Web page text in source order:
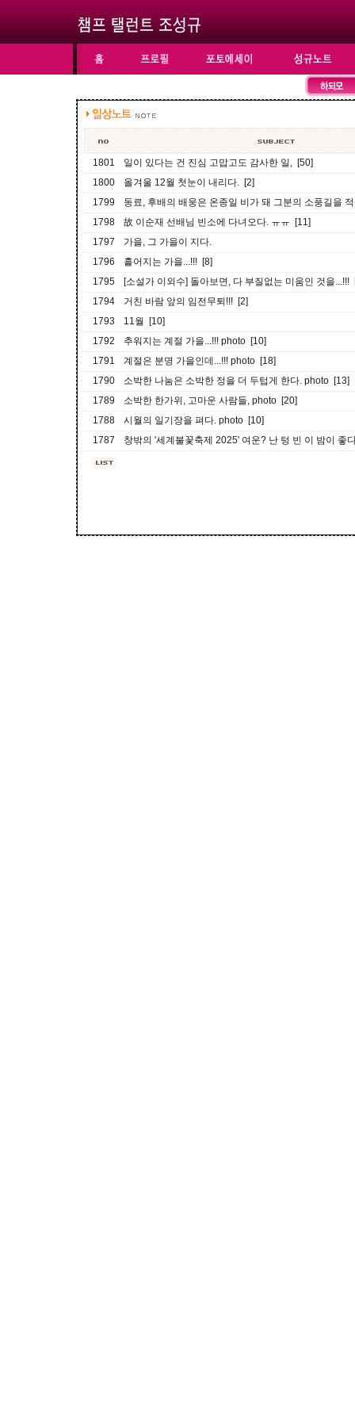
1801
일이 있다는 건 진심 고맙고도 감사한 일, [50]
1800
올겨울 12월 첫눈이 내리다. [2]
1799
동료, 후배의 배웅은 온종일 비가 돼 그분의 소풍길을
1798
故 이순재 선배님 빈소에 다녀오다. ㅠㅠ [11]
1797
가을, 그 가을이 지다.
1796
흩어지는 가을...!!! [8]
1795
[소설가 이외수] 돌아보면, 다 부질없는 미움인 것을...!!!
1794
거친 바람 앞의 임전무퇴!!! [2]
1793
11월 [10]
1792
추워지는 계절 가을...!!! photo [10]
1791
계절은 분명 가을인데...!!! photo [18]
1790
소박한 나눔은 소박한 정을 더 두텁게 한다. photo [13]
1789
소박한 한가위, 고마운 사람들, photo [20]
1788
시월의 일기장을 펴다. photo [10]
1787
창밖의 '세계불꽃축제 2025' 여운? 난 텅 빈 이 밤이 좋